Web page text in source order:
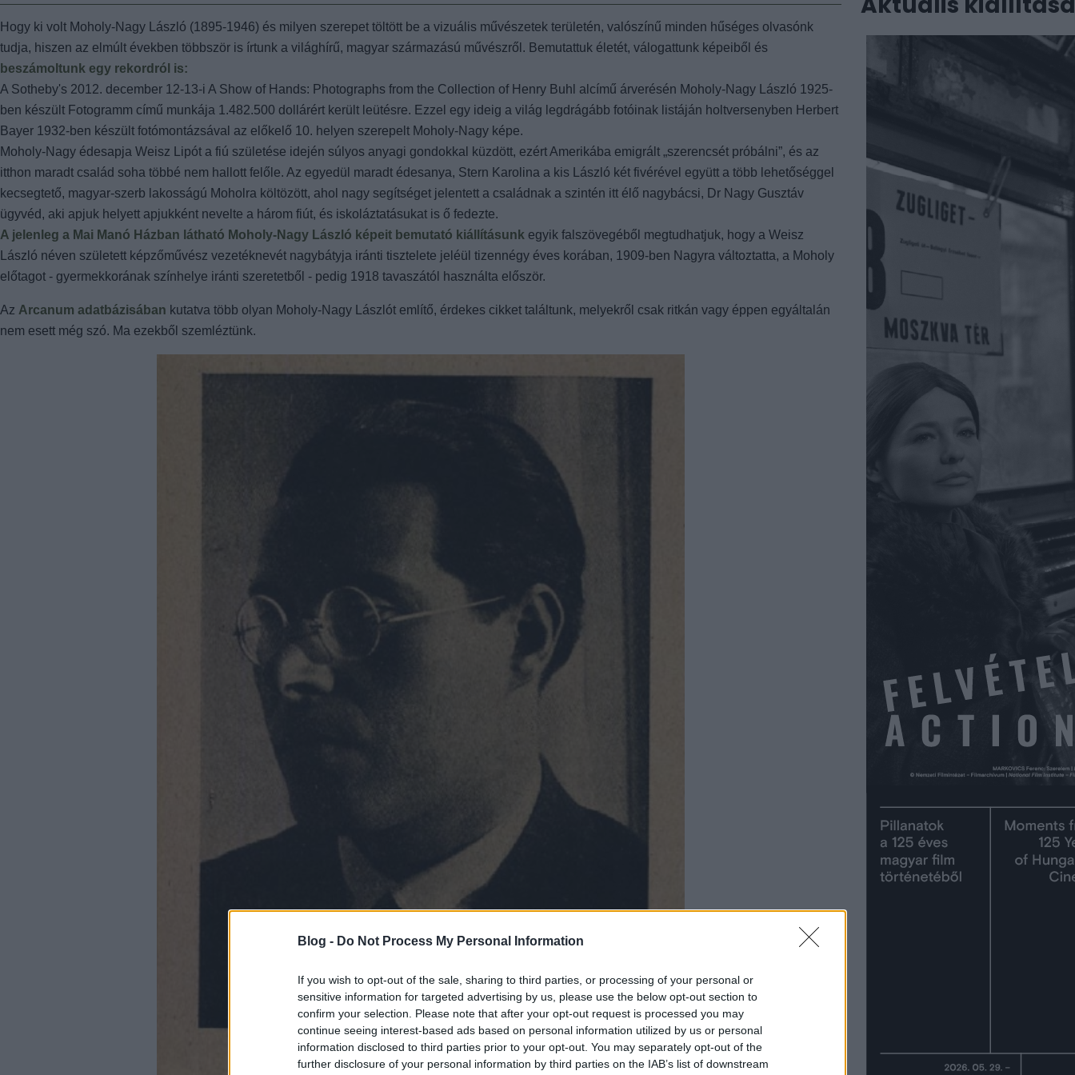
Blog - Do Not Process My Personal Information
If you wish to opt-out of the sale, sharing to third parties, or processing of your personal or
sensitive information for targeted advertising by us, please use the below opt-out section to
confirm your selection. Please note that after your opt-out request is processed you may
continue seeing interest-based ads based on personal information utilized by us or personal
information disclosed to third parties prior to your opt-out. You may separately opt-out of the
further disclosure of your personal information by third parties on the IAB’s list of downstream
Hogy ki volt Moholy-Nagy László (1895-1946) és milyen szerepet töltött be a vizuális művészetek területén, valószínű minden hűséges olvasónk
tudja, hiszen az elmúlt években többször is írtunk a világhírű, magyar származású művészről. Bemutattuk életét, válogattunk képeiből és
beszámoltunk egy rekordról is:
A Sotheby's 2012. december 12-13-i A Show of Hands: Photographs from the Collection of Henry Buhl alcímű árverésén Moholy-Nagy László 1925-
ben készült Fotogramm című munkája 1.482.500 dollárért került leütésre. Ezzel egy ideig a világ legdrágább fotóinak listáján holtversenyben Herbert
Bayer 1932-ben készült fotómontázsával az előkelő 10. helyen szerepelt Moholy-Nagy képe.
Moholy-Nagy édesapja Weisz Lipót a fiú születése idején súlyos anyagi gondokkal küzdött, ezért Amerikába emigrált „szerencsét próbálni”, és az
itthon maradt család soha többé nem hallott felőle. Az egyedül maradt édesanya, Stern Karolina a kis László két fivérével együtt a több lehetőséggel
kecsegtető, magyar-szerb lakosságú Moholra költözött, ahol nagy segítséget jelentett a családnak a szintén itt élő nagybácsi, Dr Nagy Gusztáv
ügyvéd, aki apjuk helyett apjukként nevelte a három fiút, és iskoláztatásukat is ő fedezte.
A jelenleg a Mai Manó Házban látható Moholy-Nagy László képeit bemutató kiállításunk egyik falszövegéből megtudhatjuk, hogy a Weisz
László néven született képzőművész vezetéknevét nagybátyja iránti tisztelete jeléül tizennégy éves korában, 1909-ben Nagyra változtatta, a Moholy
előtagot - gyermekkorának színhelye iránti szeretetből - pedig 1918 tavaszától használta először.
Az Arcanum adatbázisában kutatva több olyan Moholy-Nagy Lászlót említő, érdekes cikket találtunk, melyekről csak ritkán vagy éppen egyáltalán
nem esett még szó. Ma ezekből szemléztünk.